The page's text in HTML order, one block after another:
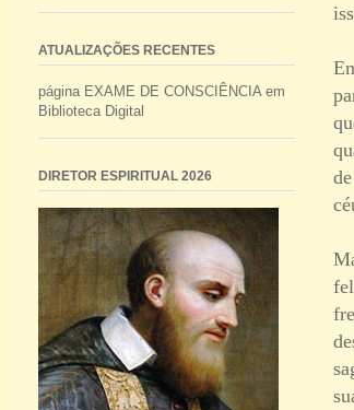
ATUALIZAÇÕES RECENTES
página EXAME DE CONSCIÊNCIA em
Biblioteca Digital
DIRETOR ESPIRITUAL 2026